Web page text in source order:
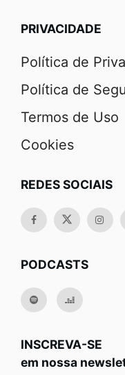
PRIVACIDADE
Política de
Política de
Termos de Uso
Cookies
REDES SOCIAIS
PODCASTS
INSCREVA-SE
em nossa